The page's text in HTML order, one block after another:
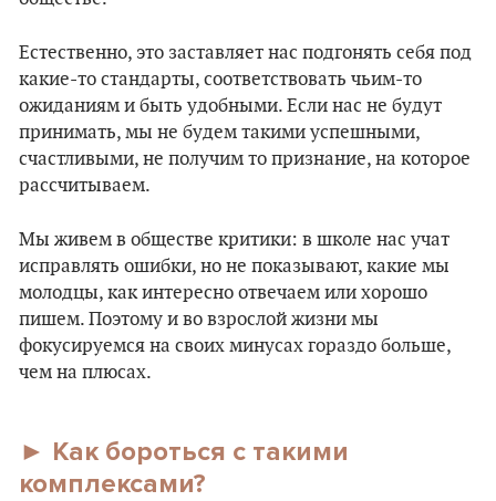
Естественно, это заставляет нас подгонять себя под
какие-то стандарты, соответствовать чьим-то
ожиданиям и быть удобными. Если нас не будут
принимать, мы не будем такими успешными,
счастливыми, не получим то признание, на которое
рассчитываем.
Мы живем в обществе критики: в школе нас учат
исправлять ошибки, но не показывают, какие мы
молодцы, как интересно отвечаем или хорошо
пишем. Поэтому и во взрослой жизни мы
фокусируемся на своих минусах гораздо больше,
чем на плюсах.
► Как бороться с такими
комплексами?